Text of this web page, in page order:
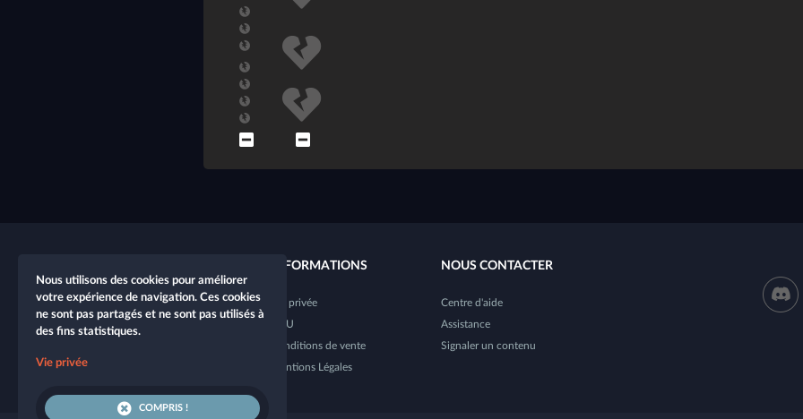
Nouveau personnage
Nouvelle table
INFORMATIONS
Vie privée
CGU
Conditions de vente
Mentions Légales
NOUS CONTACTER
Centre d'aide
Assistance
Signaler un contenu
Nous utilisons des cookies pour améliorer
votre expérience de navigation. Ces cookies
ne sont pas partagés et ne sont pas utilisés à
des fins statistiques.
Vie privée
COMPRIS !